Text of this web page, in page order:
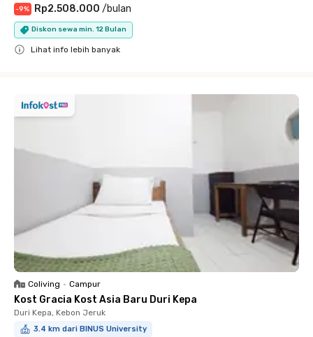
-9% Rp2.508.000 /bulan
Diskon sewa min. 12 Bulan
Lihat info lebih banyak
Coliving • Campur
Kost Gracia Kost Asia Baru Duri Kepa
Duri Kepa, Kebon Jeruk
3.4 km dari BINUS University